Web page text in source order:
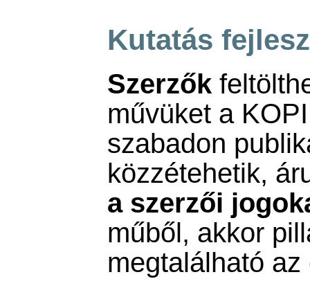
Kutatás
Szerzők
művüket a
szabadon
közzétehetik,
a szerzői
műből, akkor
megtalálható